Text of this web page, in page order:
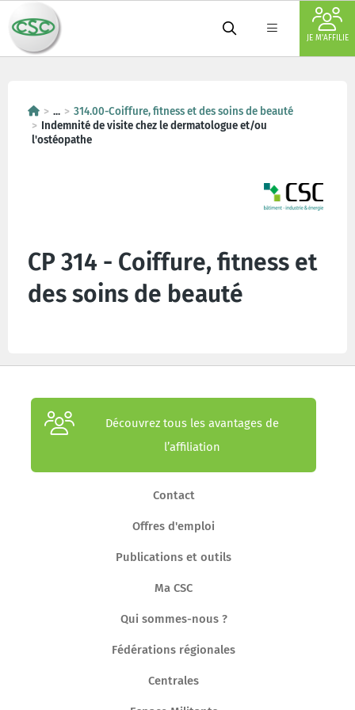
JE M'AFFILIE
...
314.00-Coiffure, fitness et des soins de beauté
Indemnité de visite chez le dermatologue et/ou
l'ostéopathe
CP 314 - Coiffure, fitness et
des soins de beauté
Découvrez tous les avantages de
l’affiliation
Contact
Offres d'emploi
Publications et outils
Ma CSC
Qui sommes-nous ?
Fédérations régionales
Centrales